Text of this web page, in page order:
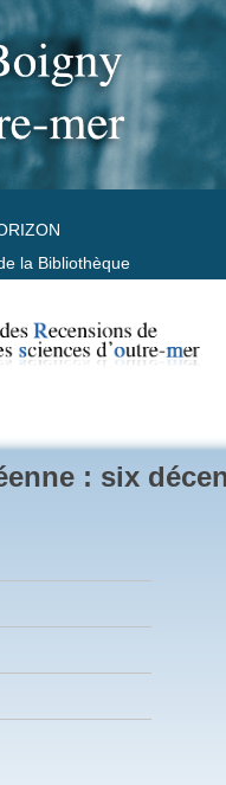
la Bibliothèque
: six